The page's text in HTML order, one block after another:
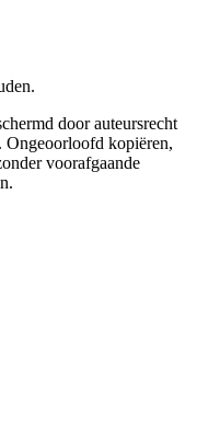
door auteursrecht
Ongeoorloofd kopiëren,
voorafgaande